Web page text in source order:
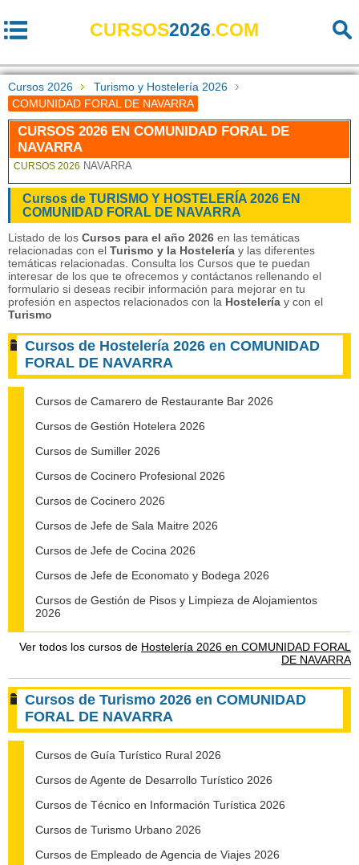
CURSOS2026.COM
Cursos 2026
Turismo y Hostelería 2026
COMUNIDAD FORAL DE NAVARRA
CURSOS 2026 EN COMUNIDAD FORAL DE
NAVARRA
CURSOS 2026 NAVARRA
Cursos de TURISMO Y HOSTELERÍA 2026 EN
COMUNIDAD FORAL DE NAVARRA
Listado de los Cursos para el año 2026 en las temáticas
relacionadas con el Turismo y la Hostelería y las diferentes
temáticas relacionadas. Consulta los Cursos que te puedan
interesar de los que te ofrecemos y contáctanos rellenando el
formulario si deseas recibir información para mejorar en tu
profesión en aspectos relacionados con la Hostelería y con el
Turismo
Cursos de Hostelería 2026 en COMUNIDAD
FORAL DE NAVARRA
Cursos de Camarero de Restaurante Bar 2026
Cursos de Gestión Hotelera 2026
Cursos de Sumiller 2026
Cursos de Cocinero Profesional 2026
Cursos de Cocinero 2026
Cursos de Jefe de Sala Maitre 2026
Cursos de Jefe de Cocina 2026
Cursos de Jefe de Economato y Bodega 2026
Cursos de Gestión de Pisos y Limpieza de Alojamientos
2026
Ver todos los cursos de Hostelería 2026 en COMUNIDAD FORAL
DE NAVARRA
Cursos de Turismo 2026 en COMUNIDAD
FORAL DE NAVARRA
Cursos de Guía Turístico Rural 2026
Cursos de Agente de Desarrollo Turístico 2026
Cursos de Técnico en Información Turística 2026
Cursos de Turismo Urbano 2026
Cursos de Empleado de Agencia de Viajes 2026